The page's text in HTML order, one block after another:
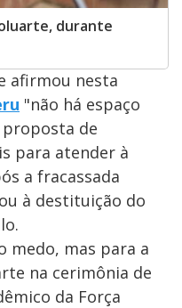
durante
afirmou nesta
"não há espaço
de
para atender à
a fracassada
à destituição do
medo, mas para a
na cerimônia de
da Força